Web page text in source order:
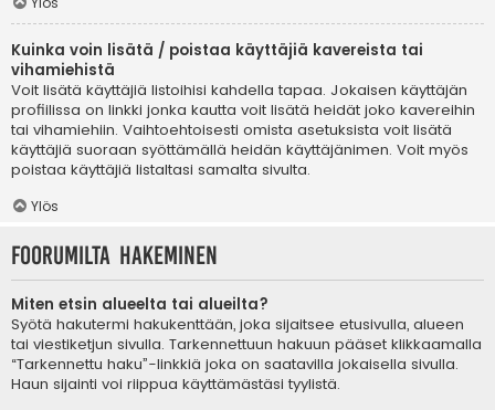
Kuinka voin lisätä / poistaa käyttäjiä kavereista tai
vihamiehistä
Voit lisätä käyttäjiä listoihisi kahdella tapaa. Jokaisen käyttäjän
profiilissa on linkki jonka kautta voit lisätä heidät joko kavereihin
tai vihamiehiin. Vaihtoehtoisesti omista asetuksista voit lisätä
käyttäjiä suoraan syöttämällä heidän käyttäjänimen. Voit myös
poistaa käyttäjiä listaltasi samalta sivulta.
Ylös
Foorumilta hakeminen
Miten etsin alueelta tai alueilta?
Syötä hakutermi hakukenttään, joka sijaitsee etusivulla, alueen
tai viestiketjun sivulla. Tarkennettuun hakuun pääset klikkaamalla
“Tarkennettu haku”-linkkiä joka on saatavilla jokaisella sivulla.
Haun sijainti voi riippua käyttämästäsi tyylistä.